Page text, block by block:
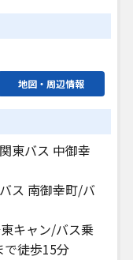
地図・周辺情報
東バス 中御幸
ス 南御幸町/バ
キャン/バス乗
徒歩15分